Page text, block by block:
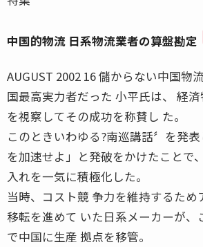
中国的物流 日系物流業者の算盤勘定
AUGUST 2002 16 儲からない中国物
国最高実力者だった 小平氏は、 経
を視察してその成功を称賛し た。
このときいわゆる?南巡講話〞を発
を加速せよ」と発破をかけたことで
入れを一気に積極化した。
当時、コスト競 争力を維持するため
移転を進めて いた日系メーカーが、
で中国に生産 拠点を移管。